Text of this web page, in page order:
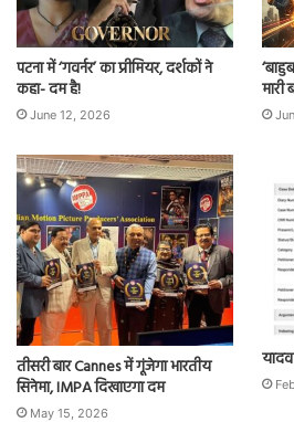
पटना में ‘गवर्नर’ का प्रीमियर, दर्शकों ने
कहा- दम है!
June 12, 2026
मारी
तीसरी बार Cannes में गूंजेगा भारतीय
सिनेमा, IMPA दिखाएगा दम
May 15, 2026